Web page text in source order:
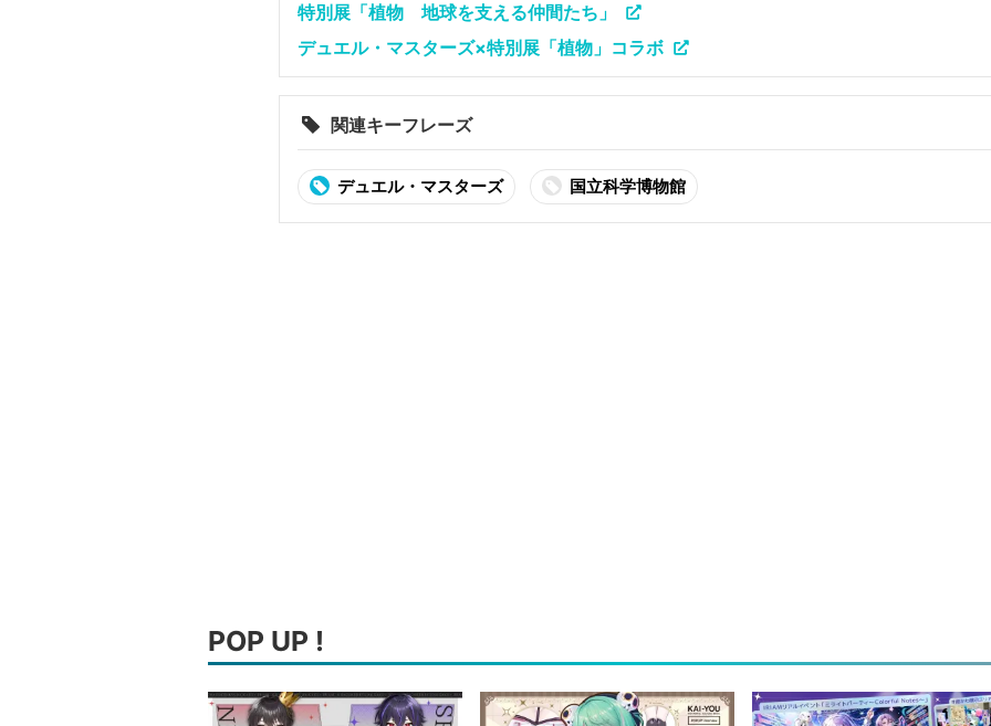
特別展「植物 地球を支える仲間たち」
デュエル・マスターズ×特別展「植物」コラボ
関連キーフレーズ
デュエル・マスターズ 国立科学博物館
POP UP !